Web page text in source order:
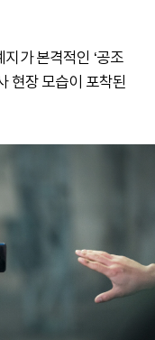
지가 본격적인 ‘공조
현장 모습이 포착된